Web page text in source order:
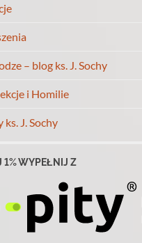
– blog ks. J. Sochy
i Homilie
ks. J. Sochy
1% WYPEŁNIJ Z